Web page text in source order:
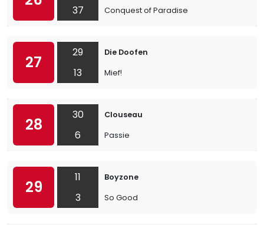
37
Conquest of Paradise
27
29
13
Die Doofen
Mief!
28
30
6
Clouseau
Passie
29
11
3
Boyzone
So Good